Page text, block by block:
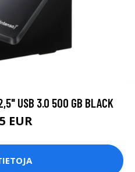
USB 3.0 500 GB BLACK
EUR